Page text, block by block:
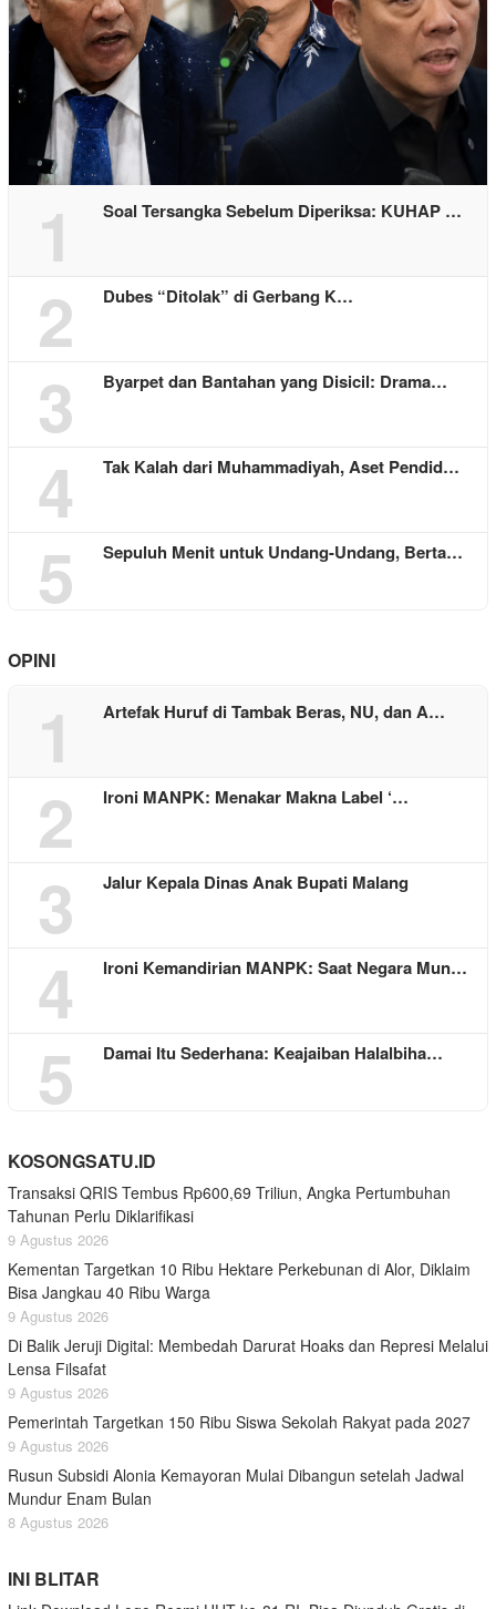
1 Soal Tersangka Sebelum Diperiksa: KUHAP …
2 Dubes “Ditolak” di Gerbang K…
3 Byarpet dan Bantahan yang Disicil: Drama…
4 Tak Kalah dari Muhammadiyah, Aset Pendid…
5 Sepuluh Menit untuk Undang-Undang, Berta…
OPINI
1 Artefak Huruf di Tambak Beras, NU, dan A…
2 Ironi MANPK: Menakar Makna Label ‘…
3 Jalur Kepala Dinas Anak Bupati Malang
4 Ironi Kemandirian MANPK: Saat Negara Mun…
5 Damai Itu Sederhana: Keajaiban Halalbiha…
KOSONGSATU.ID
Transaksi QRIS Tembus Rp600,69 Triliun, Angka Pertumbuhan
Tahunan Perlu Diklarifikasi
9 Agustus 2026
Kementan Targetkan 10 Ribu Hektare Perkebunan di Alor, Diklaim
Bisa Jangkau 40 Ribu Warga
9 Agustus 2026
Di Balik Jeruji Digital: Membedah Darurat Hoaks dan Represi Melalui
Lensa Filsafat
9 Agustus 2026
Pemerintah Targetkan 150 Ribu Siswa Sekolah Rakyat pada 2027
9 Agustus 2026
Rusun Subsidi Alonia Kemayoran Mulai Dibangun setelah Jadwal
Mundur Enam Bulan
8 Agustus 2026
INI BLITAR